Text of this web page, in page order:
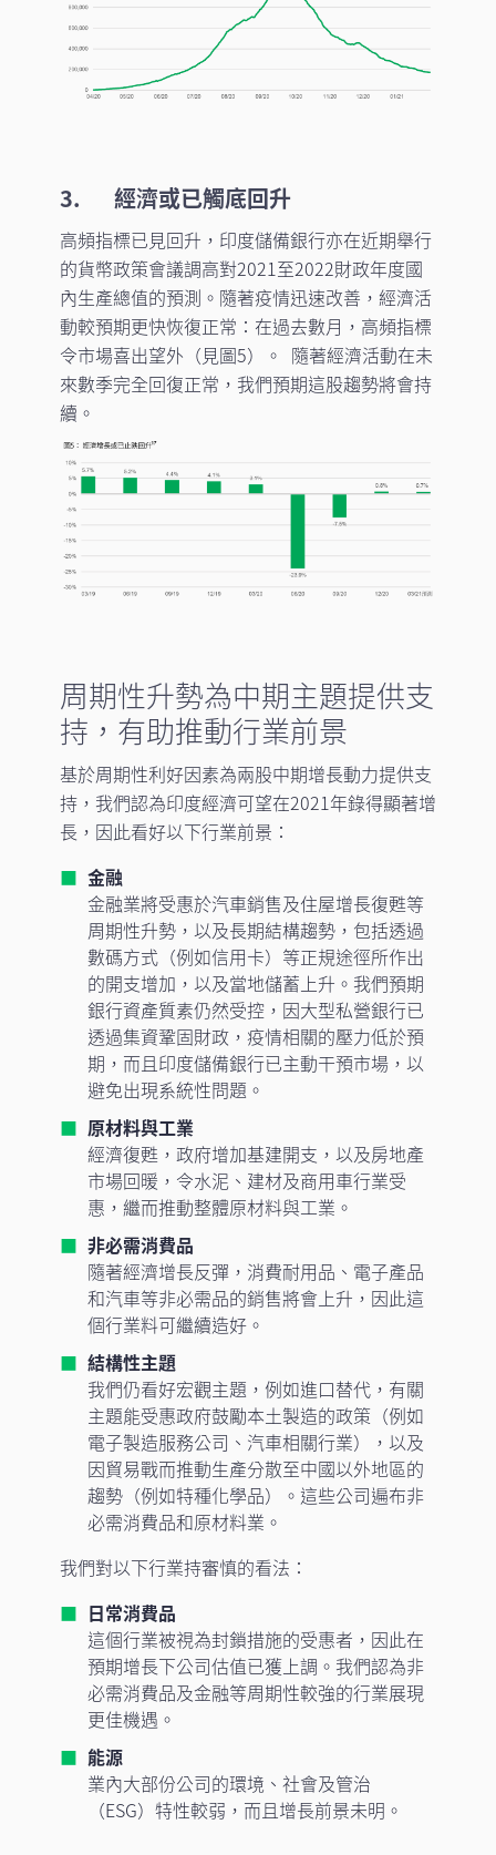
3. 經濟或已觸底回升
高頻指標已見回升，印度儲備銀行亦在近期舉行
的貨幣政策會議調高對2021至2022財政年度國
內生產總值的預測。隨著疫情迅速改善，經濟活
動較預期更快恢復正常：在過去數月，高頻指標
令市場喜出望外（見圖5）。 隨著經濟活動在未
來數季完全回復正常，我們預期這股趨勢將會持
續。
周期性升勢為中期主題提供支
持，有助推動行業前景
基於周期性利好因素為兩股中期增長動力提供支
持，我們認為印度經濟可望在2021年錄得顯著增
長，因此看好以下行業前景：
金融
金融業將受惠於汽車銷售及住屋增長復甦等
周期性升勢，以及長期結構趨勢，包括透過
數碼方式（例如信用卡）等正規途徑所作出
的開支增加，以及當地儲蓄上升。我們預期
銀行資產質素仍然受控，因大型私營銀行已
透過集資鞏固財政，疫情相關的壓力低於預
期，而且印度儲備銀行已主動干預市場，以
避免出現系統性問題。
原材料與工業
經濟復甦，政府增加基建開支，以及房地產
市場回暖，令水泥、建材及商用車行業受
惠，繼而推動整體原材料與工業。
非必需消費品
隨著經濟增長反彈，消費耐用品、電子產品
和汽車等非必需品的銷售將會上升，因此這
個行業料可繼續造好。
結構性主題
我們仍看好宏觀主題，例如進口替代，有關
主題能受惠政府鼓勵本土製造的政策（例如
電子製造服務公司、汽車相關行業），以及
因貿易戰而推動生產分散至中國以外地區的
趨勢（例如特種化學品）。這些公司遍布非
必需消費品和原材料業。
我們對以下行業持審慎的看法：
日常消費品
這個行業被視為封鎖措施的受惠者，因此在
預期增長下公司估值已獲上調。我們認為非
必需消費品及金融等周期性較強的行業展現
更佳機遇。
能源
業內大部份公司的環境、社會及管治
（ESG）特性較弱，而且增長前景未明。